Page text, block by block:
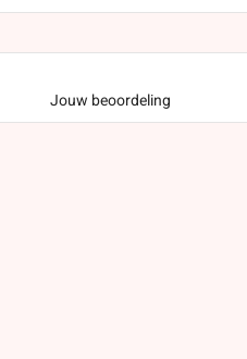
Jouw beoordeling